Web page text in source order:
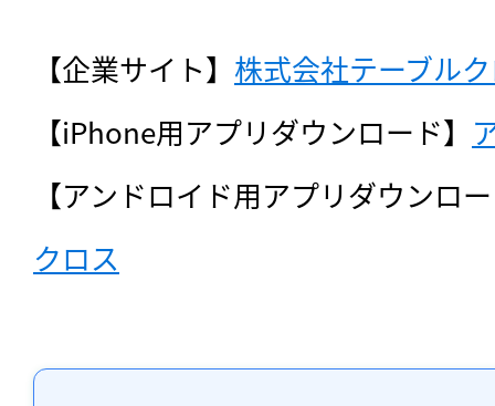
【企業サイト】 株式会社テーブル
【iPhone用アプリダウンロード】
【アンドロイド用アプリダウンロ
クロス